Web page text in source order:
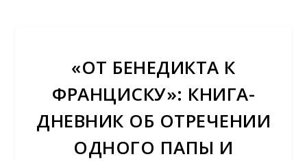
«ОТ БЕНЕДИКТА К
ФРАНЦИСКУ»: КНИГА-
ДНЕВНИК ОБ ОТРЕЧЕНИИ
ОДНОГО ПАПЫ И